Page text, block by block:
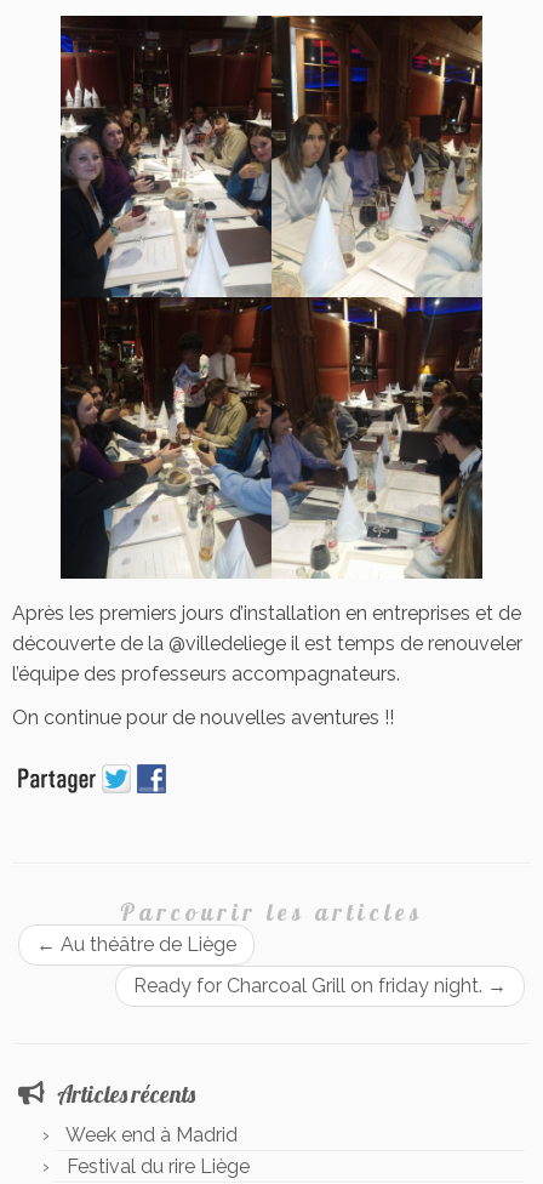
Après les premiers jours d’installation en entreprises et de
découverte de la @villedeliege il est temps de renouveler
l’équipe des professeurs accompagnateurs.
On continue pour de nouvelles aventures !!
Parcourir les articles
← Au théâtre de Liège
Ready for Charcoal Grill on friday night. →
Articles récents
Week end à Madrid
Festival du rire Liège